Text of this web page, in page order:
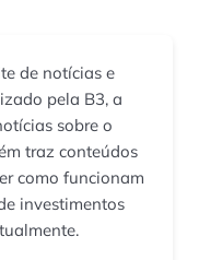
de notícias e
pela B3, a
sobre o
traz conteúdos
como funcionam
investimentos